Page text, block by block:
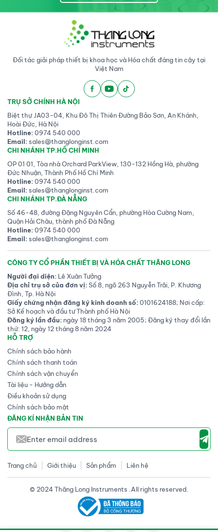
Đối tác giải pháp thiết bị khoa học và Hóa chất đáng tin cậy tại
Việt Nam
TRỤ SỞ CHÍNH HÀ NỘI
Biệt thự JA03-04, Khu Đô Thị Thiên Đường Bảo Sơn, An Khánh,
Hoài Đức, Hà Nội
Hotline:0974 540 000
Email:sales@thanglonginst.com
CHI NHÁNH TP.HỒ CHÍ MINH
OP 01 01, Tòa nhà Orchard ParkView, 130-132 Hồng Hà, phường
Đức Nhuận, Thành Phố Hồ Chí Minh
Hotline:0974 540 000
Email:sales@thanglonginst.com
CHI NHÁNH TP.ĐÀ NẴNG
Số 46-48, đường Đặng Nguyên Cẩn, phường Hòa Cường Nam,
Quận Hải Châu, thành phố Đà Nẵng
Hotline:0974 540 000
Email:sales@thanglonginst.com
CÔNG TY CỔ PHẦN THIẾT BỊ VÀ HÓA CHẤT THĂNG LONG
Người đại diện: Lê Xuân Tưởng
Địa chỉ trụ sở của đơn vị:Số 8, ngõ 263 Nguyễn Trãi, P. Khương
Đình, Tp. Hà Nội
Giấy chứng nhận đăng ký kinh doanh số:0101624188; Nơi cấp:
Sở Kế hoạch và đầu tư Thành phố Hà Nội
Đăng ký lần đầu: ngày 18 tháng 3 năm 2005; Đăng ký thay đổi lần
thứ: 12, ngày 12 tháng 8 năm 2024
HỖ TRỢ
Chính sách bảo hành
Chính sách thanh toán
Chính sách vận chuyển
Tài liệu - Hướng dẫn
Điều khoản sử dụng
Chính sách bảo mật
ĐĂNG KÍ NHẬN BẢN TIN
Trang chủ Giới thiệu Sản phẩm Liên hệ
© 2024 Thăng Long Instruments .All rights reserved.